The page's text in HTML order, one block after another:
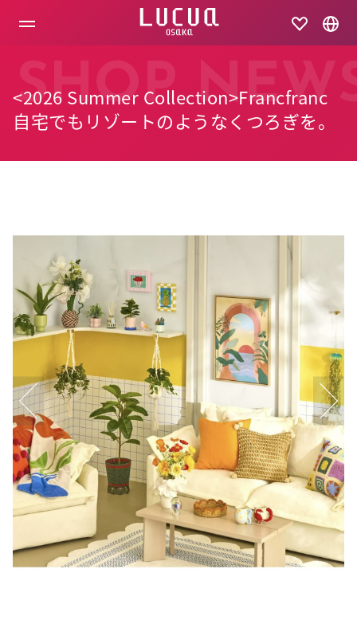
<2026 Summer Collection>Francfranc
自宅でもリゾートのようなくつろぎを。
SHOP